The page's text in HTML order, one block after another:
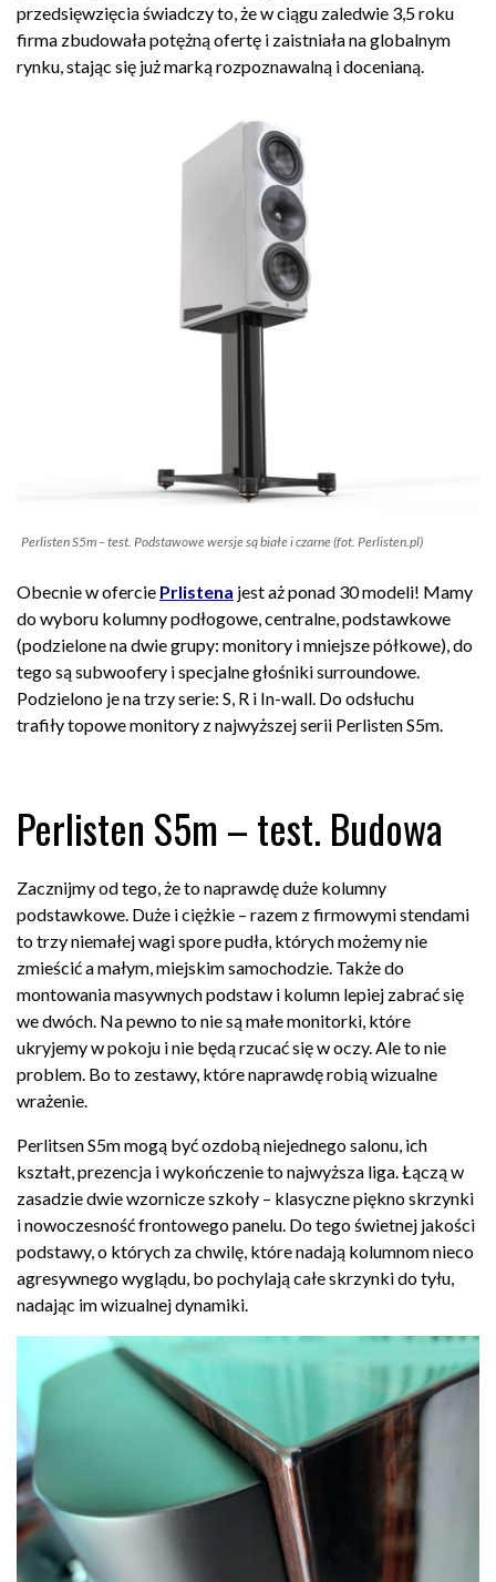
przedsięwzięcia świadczy to, że w ciągu zaledwie 3,5 roku
firma zbudowała potężną ofertę i zaistniała na globalnym
rynku, stając się już marką rozpoznawalną i docenianą.
Perlisten S5m – test. Podstawowe wersje są białe i czarne (fot. Perlisten.pl)
Obecnie w ofercie Prlistena jest aż ponad 30 modeli! Mamy
do wyboru kolumny podłogowe, centralne, podstawkowe
(podzielone na dwie grupy: monitory i mniejsze półkowe), do
tego są subwoofery i specjalne głośniki surroundowe.
Podzielono je na trzy serie: S, R i In-wall. Do odsłuchu
trafiły topowe monitory z najwyższej serii Perlisten S5m.
Perlisten S5m – test. Budowa
Zacznijmy od tego, że to naprawdę duże kolumny
podstawkowe. Duże i ciężkie – razem z firmowymi stendami
to trzy niemałej wagi spore pudła, których możemy nie
zmieścić a małym, miejskim samochodzie. Także do
montowania masywnych podstaw i kolumn lepiej zabrać się
we dwóch. Na pewno to nie są małe monitorki, które
ukryjemy w pokoju i nie będą rzucać się w oczy. Ale to nie
problem. Bo to zestawy, które naprawdę robią wizualne
wrażenie.
Perlitsen S5m mogą być ozdobą niejednego salonu, ich
kształt, prezencja i wykończenie to najwyższa liga. Łączą w
zasadzie dwie wzornicze szkoły – klasyczne piękno skrzynki
i nowoczesność frontowego panelu. Do tego świetnej jakości
podstawy, o których za chwilę, które nadają kolumnom nieco
agresywnego wyglądu, bo pochylają całe skrzynki do tyłu,
nadając im wizualnej dynamiki.